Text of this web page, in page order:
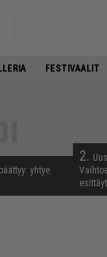
FESTIVAALIT
yhtye
2.